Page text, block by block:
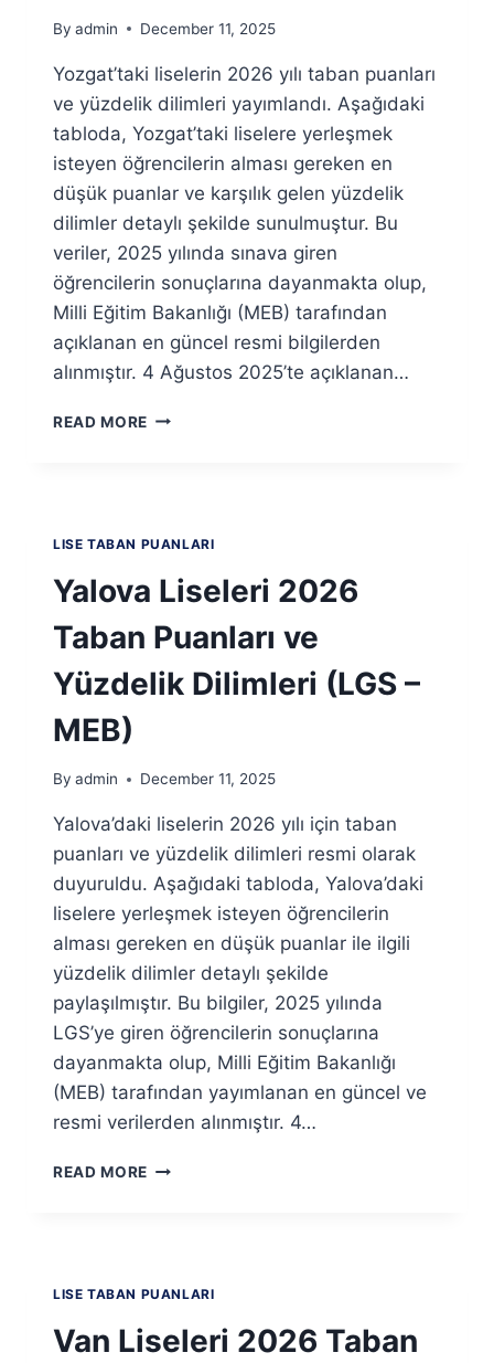
By admin December 11, 2025
Yozgat’taki liselerin 2026 yılı taban puanları
ve yüzdelik dilimleri yayımlandı. Aşağıdaki
tabloda, Yozgat’taki liselere yerleşmek
isteyen öğrencilerin alması gereken en
düşük puanlar ve karşılık gelen yüzdelik
dilimler detaylı şekilde sunulmuştur. Bu
veriler, 2025 yılında sınava giren
öğrencilerin sonuçlarına dayanmakta olup,
Milli Eğitim Bakanlığı (MEB) tarafından
açıklanan en güncel resmi bilgilerden
alınmıştır. 4 Ağustos 2025’te açıklanan…
READ MORE YOZGAT
DILIMLERI
(LGS
–
MEB)
LISE TABAN PUANLARI
Yalova Liseleri 2026
Taban Puanları ve
Yüzdelik Dilimleri (LGS –
MEB)
By admin December 11, 2025
Yalova’daki liselerin 2026 yılı için taban
puanları ve yüzdelik dilimleri resmi olarak
duyuruldu. Aşağıdaki tabloda, Yalova’daki
liselere yerleşmek isteyen öğrencilerin
alması gereken en düşük puanlar ile ilgili
yüzdelik dilimler detaylı şekilde
paylaşılmıştır. Bu bilgiler, 2025 yılında
LGS’ye giren öğrencilerin sonuçlarına
dayanmakta olup, Milli Eğitim Bakanlığı
(MEB) tarafından yayımlanan en güncel ve
resmi verilerden alınmıştır. 4…
READ MORE YALOVA
DILIMLERI
(LGS
LISE TABAN PUANLARI
Van Liseleri 2026 Taban